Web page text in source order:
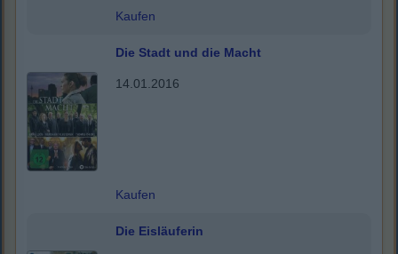
Kaufen
Die Stadt und die Macht
14.01.2016
Kaufen
Die Eisläuferin